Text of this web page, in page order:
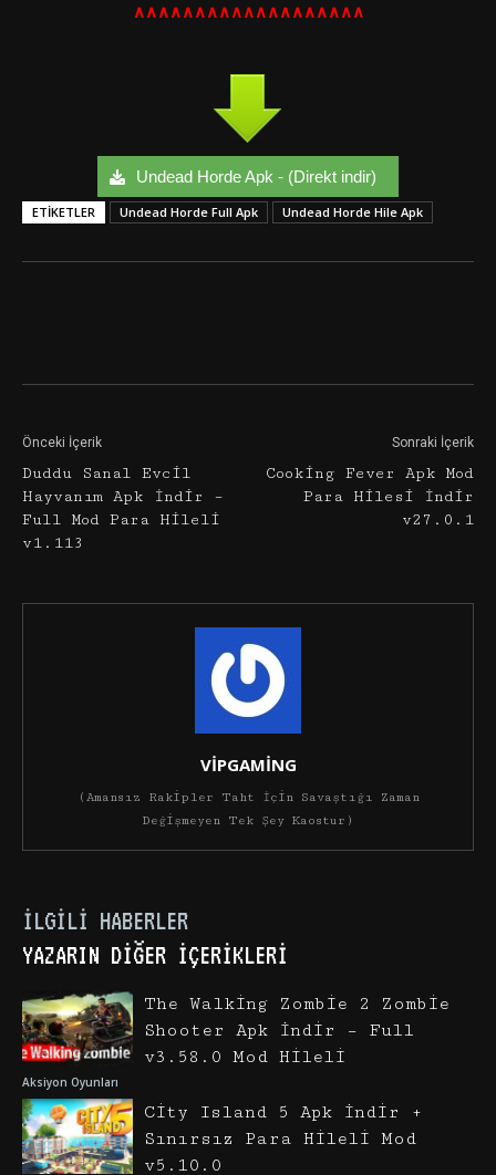
∧∧∧∧∧∧∧∧∧∧∧∧∧∧∧∧∧∧∧
Undead Horde Apk - (Direkt indir)
ETIKETLER Undead Horde Full Apk Undead Horde Hile Apk
Önceki İçerik
Duddu Sanal Evcil
Hayvanım Apk İndir –
Full Mod Para Hileli
v1.113
Sonraki İçerik
Cooking Fever Apk Mod
Para Hilesi İndir
v27.0.1
VİPGAMİNG
(Amansız Rakipler Taht İçin Savaştığı Zaman
Değişmeyen Tek Şey Kaostur)
İLGILI HABERLER
YAZARIN DIĞER İÇERIKLERI
Aksiyon Oyunları
The Walking Zombie 2 Zombie
Shooter Apk İndir – Full
v3.58.0 Mod Hileli
City Island 5 Apk İndir +
Sınırsız Para Hileli Mod
v5.10.0